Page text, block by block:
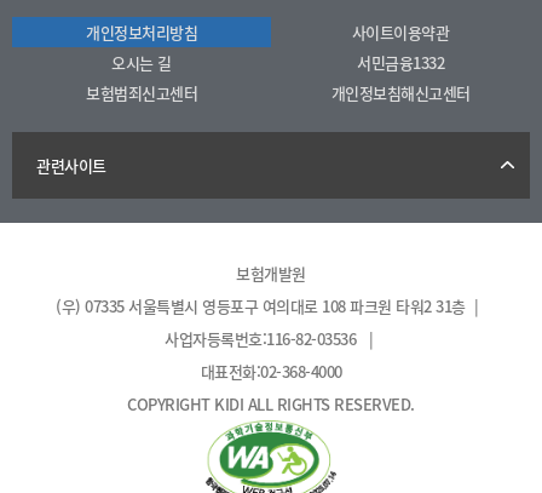
개인정보처리방침
사이트이용약관
오시는 길
서민금융1332
보험범죄신고센터
개인정보침해신고센터
관련사이트
보험개발원
(우) 07335 서울특별시 영등포구 여의대로 108 파크원 타워2 31층 |
사업자등록번호:116-82-03536 |
대표전화:02-368-4000
COPYRIGHT KIDI ALL RIGHTS RESERVED.